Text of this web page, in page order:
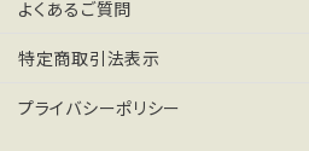
よくあるご質問
特定商取引法表示
プライバシーポリシー